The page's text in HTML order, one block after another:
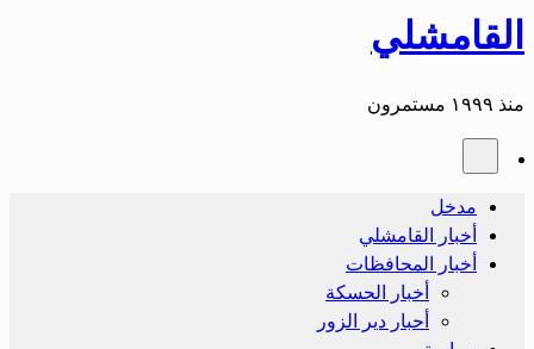
القامشلي
منذ ١٩٩٩ مستمرون
مدخل
أخبار القامشلي
أخبار المحافظات
أخبار الحسكة
أحبار دير الزور